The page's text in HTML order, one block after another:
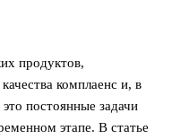
продуктов,
комплаенс и, в
постоянные задачи
этапе. В статье